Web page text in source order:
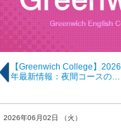
【Greenwich College】2026
年最新情報：夜間コースのタ
2026年06月02日 （火）